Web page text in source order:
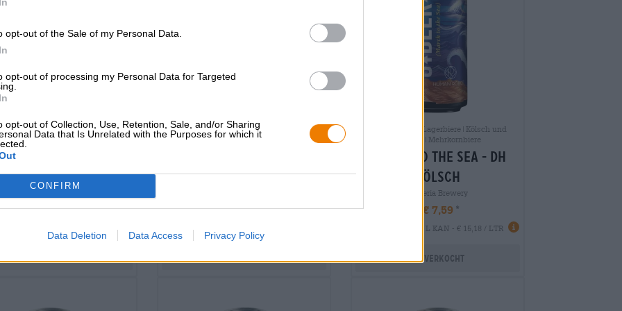
opt-out of the Sale of my Personal Data.
opt-out of processing my Personal Data for Targeted
opt-out of Collection, Use, Retention, Sale, and/or Sharing
Data that Is Unrelated with the Purposes for which it
CONFIRM
Data Deletion Data Access Privacy Policy
India Pale Ale
barracuda -
triple brut ipa
Sibeeria Brewery
Weitere Stile|India Pale Ale|Mehrkornbiere
here? - new england ipa
Internationale Lagerbiere|Kölsch und
Altbiere|Mehrkornbiere
march to the sea - dh
kölsch
Sibeeria Brewery
€ 7,59
0,50 L KAN - € 15,18 / LTR
Uitverkocht